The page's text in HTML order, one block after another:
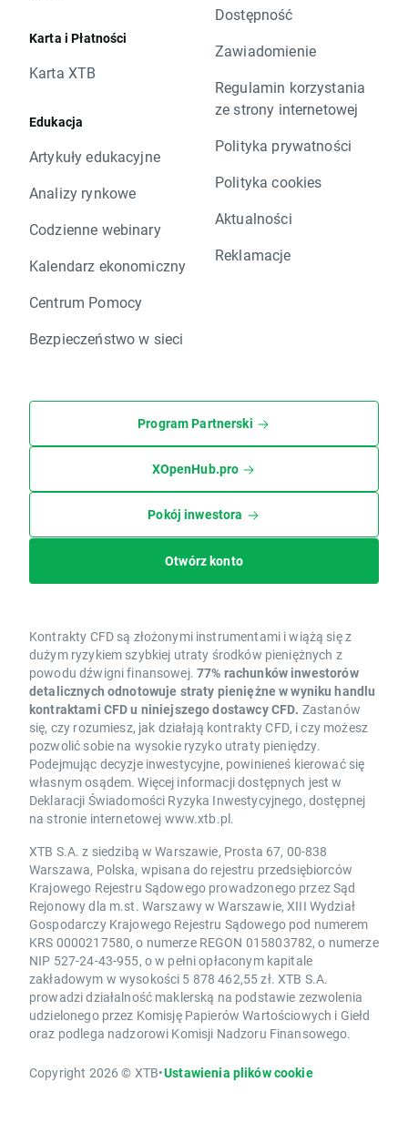
Karta i Płatności
Karta XTB
Edukacja
Artykuły edukacyjne
Analizy rynkowe
Codzienne webinary
Kalendarz ekonomiczny
Centrum Pomocy
Bezpieczeństwo w sieci
Dostępność
Zawiadomienie
Regulamin korzystania
ze strony internetowej
Polityka prywatności
Polityka cookies
Aktualności
Reklamacje
Program Partnerski
XOpenHub.pro
Pokój inwestora
Otwórz konto
Kontrakty CFD są złożonymi instrumentami i wiążą się z
dużym ryzykiem szybkiej utraty środków pieniężnych z
powodu dźwigni finansowej. 77% rachunków inwestorów
detalicznych odnotowuje straty pieniężne w wyniku handlu
kontraktami CFD u niniejszego dostawcy CFD. Zastanów
się, czy rozumiesz, jak działają kontrakty CFD, i czy możesz
pozwolić sobie na wysokie ryzyko utraty pieniędzy.
Podejmując decyzje inwestycyjne, powinieneś kierować się
własnym osądem. Więcej informacji dostępnych jest w
Deklaracji Świadomości Ryzyka Inwestycyjnego, dostępnej
na stronie internetowej www.xtb.pl.
XTB S.A. z siedzibą w Warszawie, Prosta 67, 00-838
Warszawa, Polska, wpisana do rejestru przedsiębiorców
Krajowego Rejestru Sądowego prowadzonego przez Sąd
Rejonowy dla m.st. Warszawy w Warszawie, XIII Wydział
Gospodarczy Krajowego Rejestru Sądowego pod numerem
KRS 0000217580, o numerze REGON 015803782, o numerze
NIP 527-24-43-955, o w pełni opłaconym kapitale
zakładowym w wysokości 5 878 462,55 zł. XTB S.A.
prowadzi działalność maklerską na podstawie zezwolenia
udzielonego przez Komisję Papierów Wartościowych i Giełd
oraz podlega nadzorowi Komisji Nadzoru Finansowego.
Copyright 2026 © XTB•Ustawienia plików cookie